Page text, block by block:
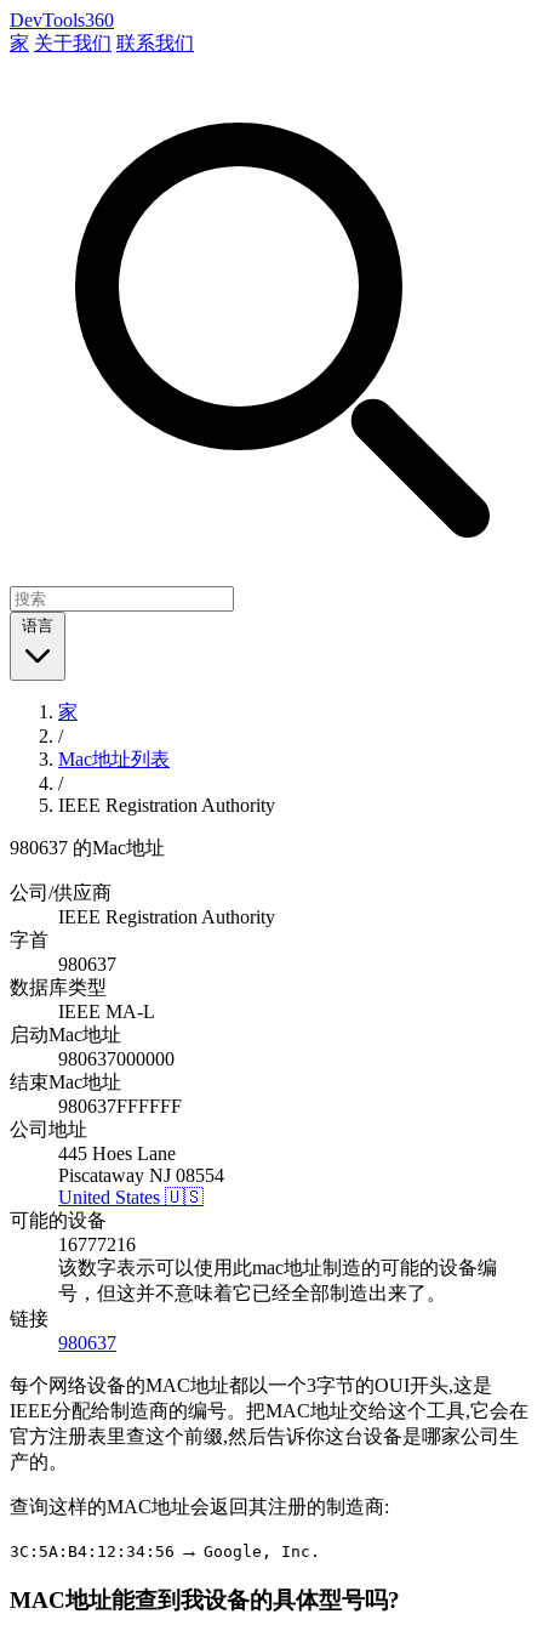
DevTools360
家 关于我们 联系我们
语言
家
/
Mac地址列表
/
IEEE Registration Authority
980637 的Mac地址
公司/供应商
IEEE Registration Authority
字首
980637
数据库类型
IEEE MA-L
启动Mac地址
980637000000
结束Mac地址
980637FFFFFF
公司地址
445 Hoes Lane
Piscataway NJ 08554
United States 🇺🇸
可能的设备
16777216
该数字表示可以使用此mac地址制造的可能的设备编
号，但这并不意味着它已经全部制造出来了。
链接
980637
每个网络设备的MAC地址都以一个3字节的OUI开头,这是
IEEE分配给制造商的编号。把MAC地址交给这个工具,它会在
官方注册表里查这个前缀,然后告诉你这台设备是哪家公司生
产的。
查询这样的MAC地址会返回其注册的制造商:
3C:5A:B4:12:34:56 → Google, Inc.
MAC地址能查到我设备的具体型号吗?